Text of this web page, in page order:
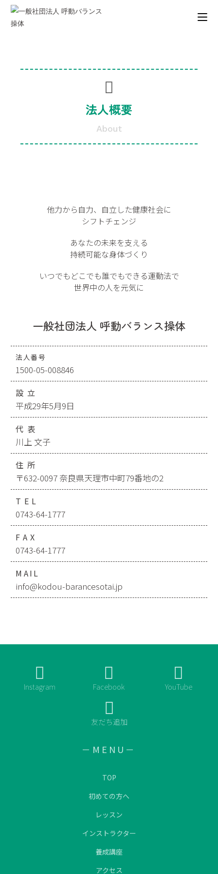
法人概要
About
他力から自力、自立した健康社会に
シフトチェンジ
あなたの未来を支える
持続可能な身体づくり
いつでもどこでも誰でもできる運動法で
世界中の人を元気に
一般社団法人 呼動バランス操体
法人番号
1500-05-008846
設立
平成29年5月9日
代表
川上 文子
住所
〒632-0097 奈良県天理市中町79番地の2
TEL
0743-64-1777
FAX
0743-64-1777
MAIL
info@kodou-barancesotai.jp
Instagram Facebook YouTube
友だち追加
－MENU－
TOP
初めての方へ
レッスン
インストラクター
養成講座
アクセス